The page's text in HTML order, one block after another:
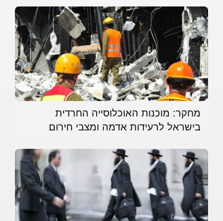
מחקר: מוכנות האוכלוסייה החרדית
בישראל לרעידות אדמה ומצבי חירום